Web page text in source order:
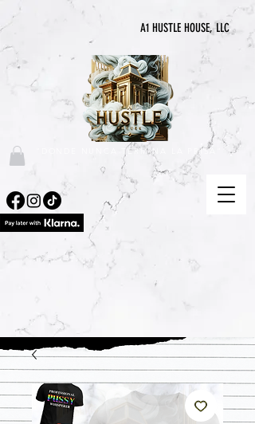
A1 HUSTLE HOUSE, LLC
"DONDE NUNCA TERMINA LA PRISA"